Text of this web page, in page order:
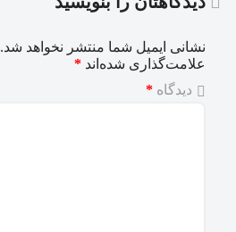
نشانی ایمیل شما منتشر نخواهد شد.
علامت‌گذاری شده‌اند *
دیدگاه *